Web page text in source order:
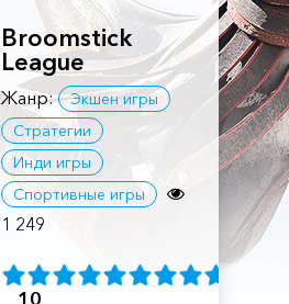
Broomstick
League
Жанр:
Экшен игры
Стратегии
Инди игры
Спортивные игры
1 249